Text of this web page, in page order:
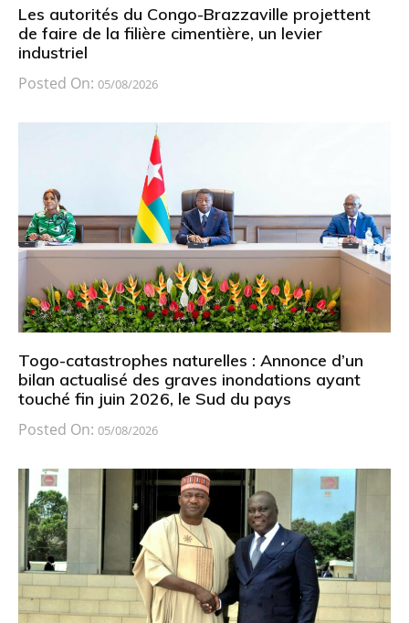
Les autorités du Congo-Brazzaville projettent
de faire de la filière cimentière, un levier
industriel
Posted On: 05/08/2026
Togo-catastrophes naturelles : Annonce d’un
bilan actualisé des graves inondations ayant
touché fin juin 2026, le Sud du pays
Posted On: 05/08/2026